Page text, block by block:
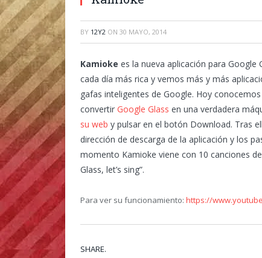
BY 12Y2 ON 30 MAYO, 2014
Kamioke es la nueva aplicación para Google
cada día más rica y vemos más y más
gafas inteligentes de Google. Hoy
convertir Google Glass en una verdadera
su web y pulsar en el botón Download. Tras
dirección de descarga de la aplicación y los
momento Kamioke viene con 10 canciones
Glass, let’s sing”.
Para ver su funcionamiento: https://
SHARE.